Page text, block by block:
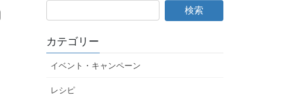
カテゴリー
イベント・キャンペーン
レシピ